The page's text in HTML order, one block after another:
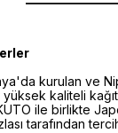
kurulan ve
yüksek kaliteli
ile birlikte
tarafından